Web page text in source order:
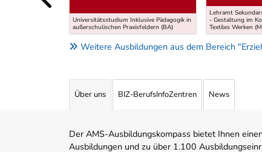
Universitätsstudium Inklusive Pädagogik in
außerschulischen Praxisfeldern (BA)
Lehramt
- Gestaltung im
Textiles Werken
Weitere Ausbildungen aus dem Bereich
Über uns BIZ-BerufsInfoZentren News
Der AMS-Ausbildungskompass bietet Ihnen
Ausbildungen und zu über 1.100